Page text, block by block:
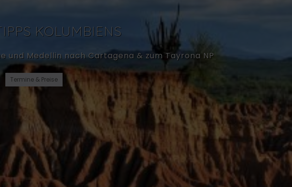
KOLUMBIENS
und Medellin nach Cartagena & zum Tayrona NP
Termine & Preise